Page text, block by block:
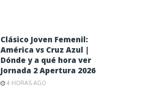
Clásico Joven Femenil:
América vs Cruz Azul |
Dónde y a qué hora ver
Jornada 2 Apertura 2026
4 HORAS AGO